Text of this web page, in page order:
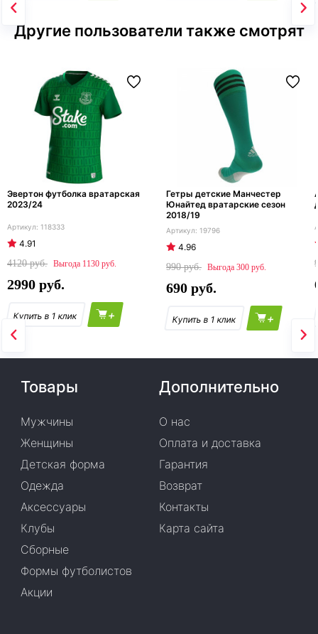
Другие пользователи также смотрят
Эвертон футболка вратарская
2023/24
118333
4.91
4120
1130
2990
+
Гетры детские Манчестер
Юнайтед вратарские сезон
2018/19
19796
4.96
990
300
690
+
Товары
Мужчины
Женщины
Детская форма
Одежда
Аксессуары
Клубы
Сборные
Формы футболистов
Акции
Дополнительно
О нас
Оплата и доставка
Гарантия
Возврат
Контакты
Карта сайта